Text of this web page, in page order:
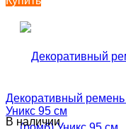
Декоративный
Уникс 95 см
В наличии